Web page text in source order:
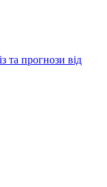
та прогнози від